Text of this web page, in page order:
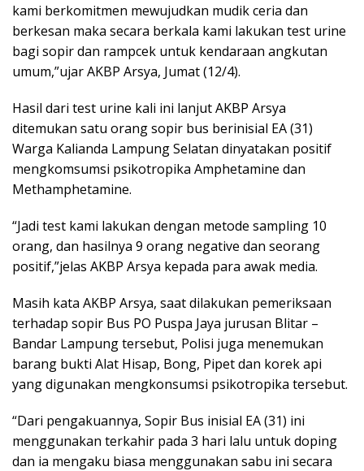
kami berkomitmen mewujudkan mudik ceria dan
berkesan maka secara berkala kami lakukan test urine
bagi sopir dan rampcek untuk kendaraan angkutan
umum,”ujar AKBP Arsya, Jumat (12/4).
Hasil dari test urine kali ini lanjut AKBP Arsya
ditemukan satu orang sopir bus berinisial EA (31)
Warga Kalianda Lampung Selatan dinyatakan positif
mengkomsumsi psikotropika Amphetamine dan
Methamphetamine.
“Jadi test kami lakukan dengan metode sampling 10
orang, dan hasilnya 9 orang negative dan seorang
positif,”jelas AKBP Arsya kepada para awak media.
Masih kata AKBP Arsya, saat dilakukan pemeriksaan
terhadap sopir Bus PO Puspa Jaya jurusan Blitar –
Bandar Lampung tersebut, Polisi juga menemukan
barang bukti Alat Hisap, Bong, Pipet dan korek api
yang digunakan mengkonsumsi psikotropika tersebut.
“Dari pengakuannya, Sopir Bus inisial EA (31) ini
menggunakan terkahir pada 3 hari lalu untuk doping
dan ia mengaku biasa menggunakan sabu ini secara